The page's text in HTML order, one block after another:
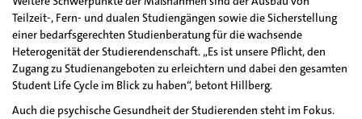
Teilzeit-, Fern- und dualen Studiengängen sowie die Sicherstellung
einer bedarfsgerechten Studienberatung für die wachsende
Heterogenität der Studierendenschaft. „Es ist unsere Pflicht, den
Zugang zu Studienangeboten zu erleichtern und dabei den gesamten
Student Life Cycle im Blick zu haben“, betont Hillberg.
Auch die psychische Gesundheit der Studierenden steht im Fokus.